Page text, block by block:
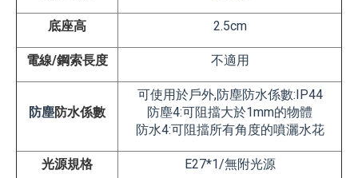
底座高 2.5cm
電線/鋼索長度 不適用
防塵防水係數
可使用於戶外,防塵防水係數:IP44
防塵4:可阻擋大於1mm的物體
防水4:可阻擋所有角度的噴灑水花
光源規格 E27*1/無附光源